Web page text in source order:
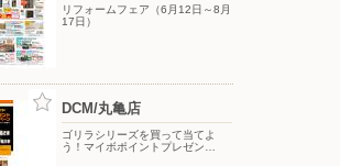
リフォームフェア（6月12日～8月
17日）
DCM/丸亀店
ゴリラシリーズを買って当てよ
う！マイボポイントプレゼン…